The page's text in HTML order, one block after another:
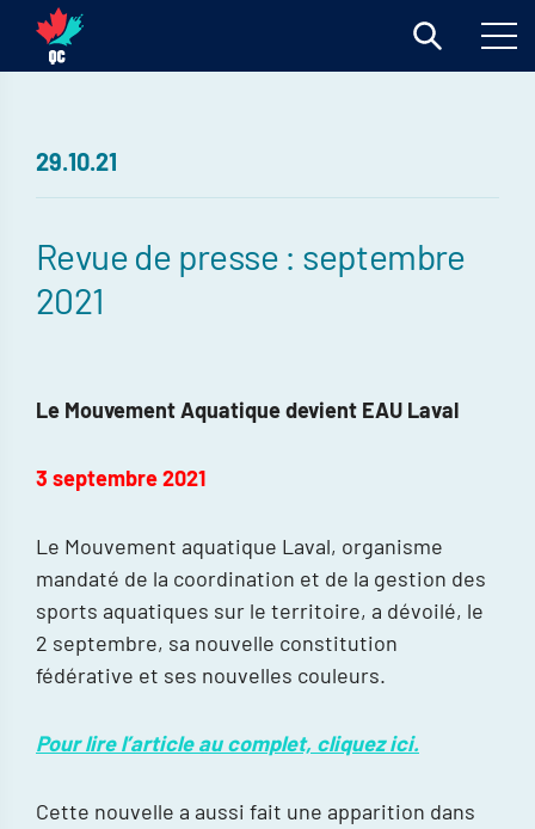
29.10.21
Revue de presse : septembre
2021
Le Mouvement Aquatique devient EAU Laval
3 septembre 2021
Le Mouvement aquatique Laval, organisme
mandaté de la coordination et de la gestion des
sports aquatiques sur le territoire, a dévoilé, le
2 septembre, sa nouvelle constitution
fédérative et ses nouvelles couleurs.
Pour lire l’article au complet, cliquez ici.
Cette nouvelle a aussi fait une apparition dans